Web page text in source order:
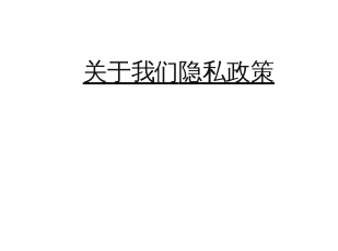
关于我们隐私政策